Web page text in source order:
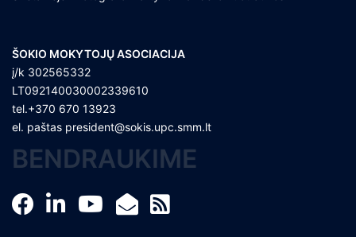
ŠOKIO MOKYTOJŲ ASOCIACIJA
į/k 302565332
LT092140030002339610
tel.+370 670 13923
el. paštas president@sokis.upc.smm.lt
BENDRAUKIME